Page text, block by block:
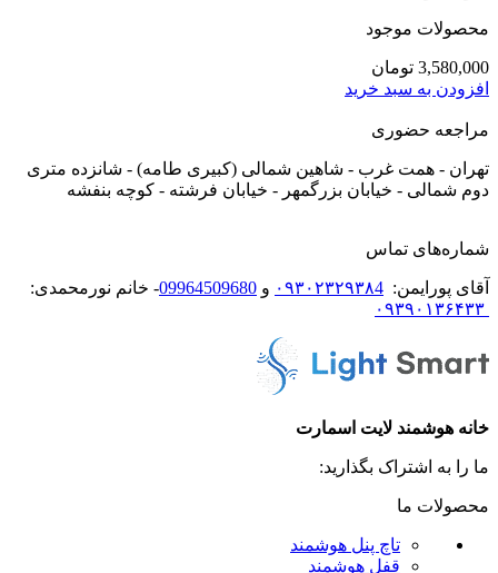
محصولات موجود
3,580,000 تومان
افزودن به سبد خرید
مراجعه حضوری
تهران - همت غرب - شاهین شمالی (کبیری طامه) - شانزده متری
دوم شمالی - خیابان بزرگمهر - خیابان فرشته - کوچه بنفشه
شماره‌های تماس
آقای پورایمن: ۰۹۳۰۲۳۲۹۳۸4 و 09964509680- خانم نورمحمدی:
خانه هوشمند لایت اسمارت
ما را به اشتراک بگذارید:
محصولات ما
تاچ پنل هوشمند
قفل هوشمند